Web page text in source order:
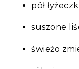
pół
suszone
świeżo